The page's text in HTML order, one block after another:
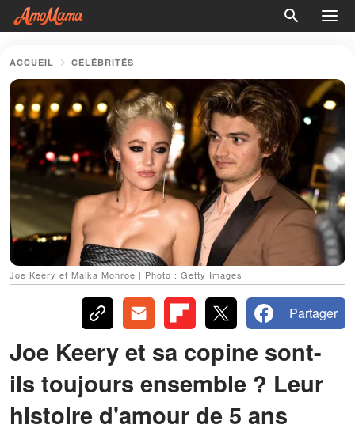
ACCUEIL CÉLÉBRITÉS
Joe Keery et Maika Monroe | Photo : Getty Images
Partager
Joe Keery et sa copine sont-
ils toujours ensemble ? Leur
histoire d'amour de 5 ans